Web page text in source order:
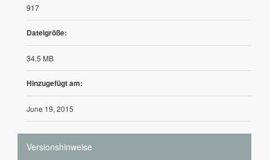
917
Dateigröße:
34.5 MB
Hinzugefügt am:
June 19, 2015
Versionshinweise